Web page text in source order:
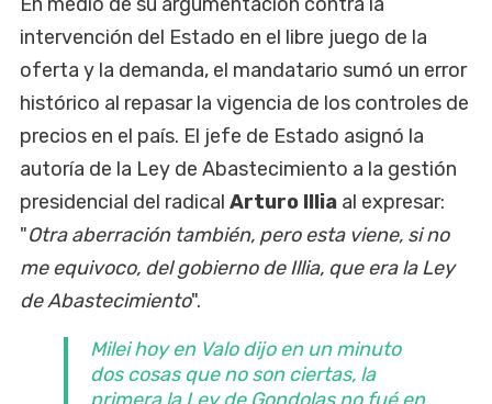
intervención del Estado en el libre juego de la
oferta y la demanda, el mandatario sumó un error
histórico al repasar la vigencia de los controles de
precios en el país. El jefe de Estado asignó la
autoría de la Ley de Abastecimiento a la gestión
presidencial del radical Arturo Illia al expresar:
"Otra aberración también, pero esta viene, si no
me equivoco, del gobierno de Illia, que era la Ley
de Abastecimiento".
Milei hoy en Valo dijo en un minuto
dos cosas que no son ciertas, la